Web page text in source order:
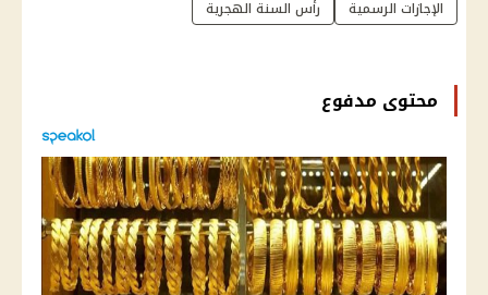
الإجازات الرسمية
رأس السنة الهجرية
محتوى مدفوع